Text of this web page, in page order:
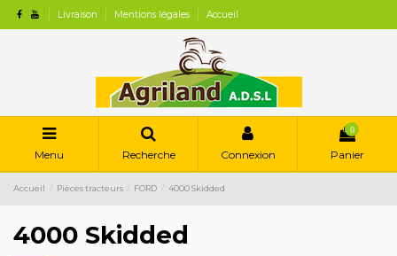
Livraison Mentions légales Accueil
Menu Recherche Connexion
0
Panier
Accueil Pièces tracteurs FORD 4000 Skidded
4000 Skidded